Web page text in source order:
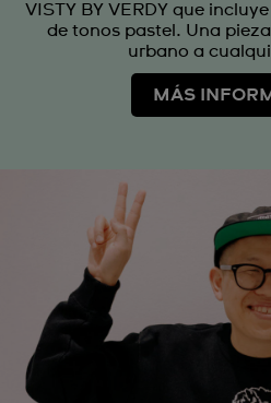
VISTY BY VERDY que
de tonos pastel. Una
urbano a
MÁS